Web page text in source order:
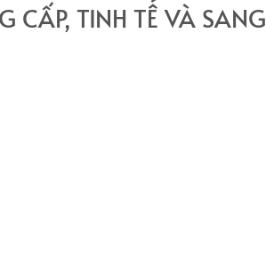
TINH TẾ VÀ SANG